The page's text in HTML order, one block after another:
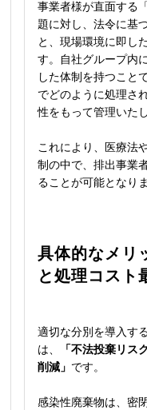
事業者様が直面する
題に対し、法令に基
と、現場環境に即し
す。自社グループ内
した体制を持つこと
でどのように処理さ
性をもって管理いた
これにより、医療法
制の中で、排出事業
ることが可能となりま
具体的なメリ
と処理コスト
適切な分別を導入す
は、
「不法投棄リス
削減」 です。
感染性廃棄物は、密